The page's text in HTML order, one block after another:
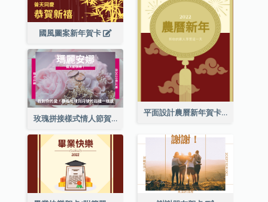
國風圖案新年賀卡
平面設計農曆新年賀卡與裝飾
玫瑰拼接樣式情人節賀卡